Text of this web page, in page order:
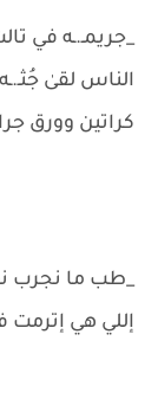
_جريمـ.ـه في
الناس لقىٰ
كراتين وورق
_طب ما نجرب
إللي هي إترمت